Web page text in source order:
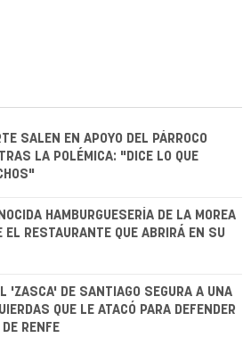
SALEN EN APOYO DEL PÁRROCO
LA POLÉMICA: "DICE LO QUE
HAMBURGUESERÍA DE LA MOREA
EL RESTAURANTE QUE ABRIRÁ EN SU
'ZASCA' DE SANTIAGO SEGURA A UNA
QUE LE ATACÓ PARA DEFENDER
RENFE